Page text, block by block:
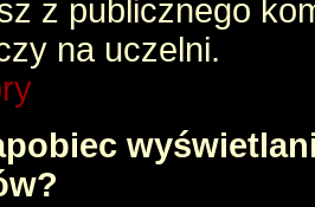
z publicznego
na uczelni.